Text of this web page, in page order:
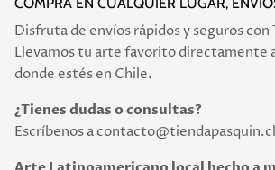
Disfruta de envíos rápidos y seguros con
Llevamos tu arte favorito directamente
donde estés en Chile.
¿Tienes dudas o consultas?
Escríbenos a contacto@tiendapasquin.cl